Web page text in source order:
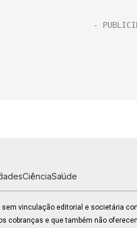
CiênciaSaúde
vinculação editorial e societária com
cobranças e que também não